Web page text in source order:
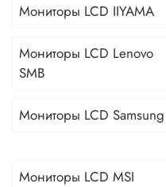
Мониторы LCD IIYAMA
Мониторы LCD Lenovo
SMB
Мониторы LCD Samsung
Мониторы LCD MSI